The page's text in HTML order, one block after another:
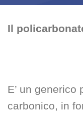
Il
E’ un generico
carbonico, in